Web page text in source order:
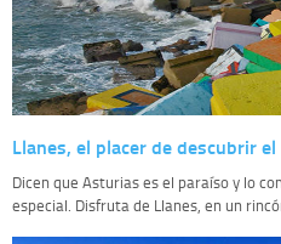
Llanes, el placer de descubrir
Dicen que Asturias es el paraíso y lo
especial. Disfruta de Llanes, en un